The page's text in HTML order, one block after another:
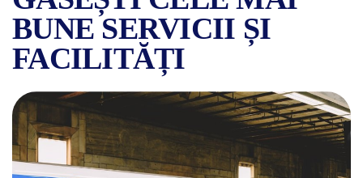
BUNE SERVICII ȘI
FACILITĂȚI
VIAȚA DE ZI CU ZI, ÎN